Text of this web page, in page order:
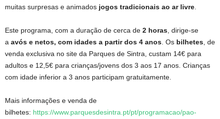
muitas surpresas e animados jogos tradicionais ao ar livre.
Este programa, com a duração de cerca de 2 horas, dirige-se
a avós e netos, com idades a partir dos 4 anos. Os bilhetes, de
venda exclusiva no site da Parques de Sintra, custam 14€ para
adultos e 12,5€ para crianças/jovens dos 3 aos 17 anos. Crianças
com idade inferior a 3 anos participam gratuitamente.
Mais informações e venda de
bilhetes: https://www.parquesdesintra.pt/pt/programacao/pao-